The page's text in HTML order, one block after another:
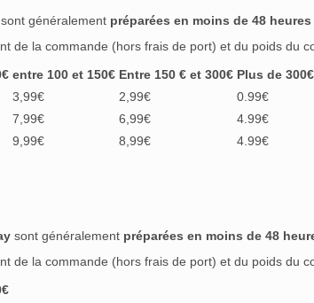
sont généralement préparées en moins de 48 heures
de la commande (hors frais de port) et du poids du
entre 100 et 150€ Entre 150 € et 300€ Plus de 300€
3,99€ 2,99€
0.99€
7,99€ 6,99€
4.99€
9,99€ 8,99€ 4.99€
sont généralement préparées en moins de 48
de la commande (hors frais de port) et du poids du